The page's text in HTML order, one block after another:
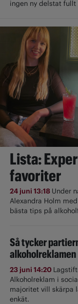
ingen ny delstat
Lista:
favoriter
24 juni 13:18 Under
Alexandra Holm
bästa tips på
Så tycker
alkoholreklamen
23 juni 14:20
Alkoholreklam i
majoritet vill skärpa
enkät.